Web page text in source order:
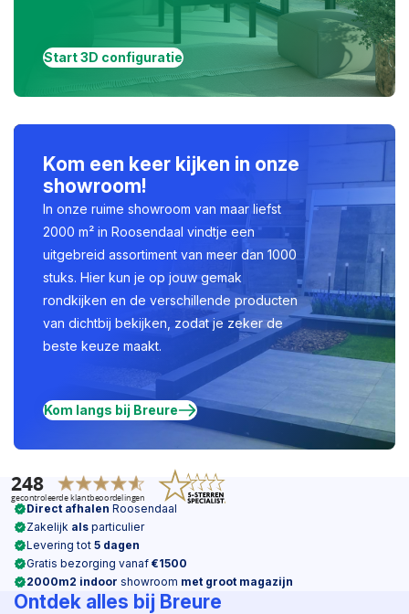
Start 3D configuratie
Kom een keer kijken in onze
showroom!
In onze ruime showroom van maar liefst
2000 m² in Roosendaal vindtje een
uitgebreid assortiment van meer dan 1000
stuks. Hier kun je op jouw gemak
rondkijken en de verschillende producten
van dichtbij bekijken, zodat je zeker de
beste keuze maakt.
Kom langs bij Breure
Direct afhalen Roosendaal
Zakelijk als particulier
Levering tot 5 dagen
Gratis bezorging vanaf €1500
2000m2 indoor showroom met groot magazijn
Ontdek alles bij Breure